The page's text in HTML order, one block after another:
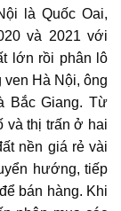
là Quốc Oai,
và 2021 với
lớn rồi phân lô
Hà Nội, ông
Bắc Giang. Từ
và thị trấn ở hai
nền giá rẻvài
hướng, tiếp
bán hàng. Khi